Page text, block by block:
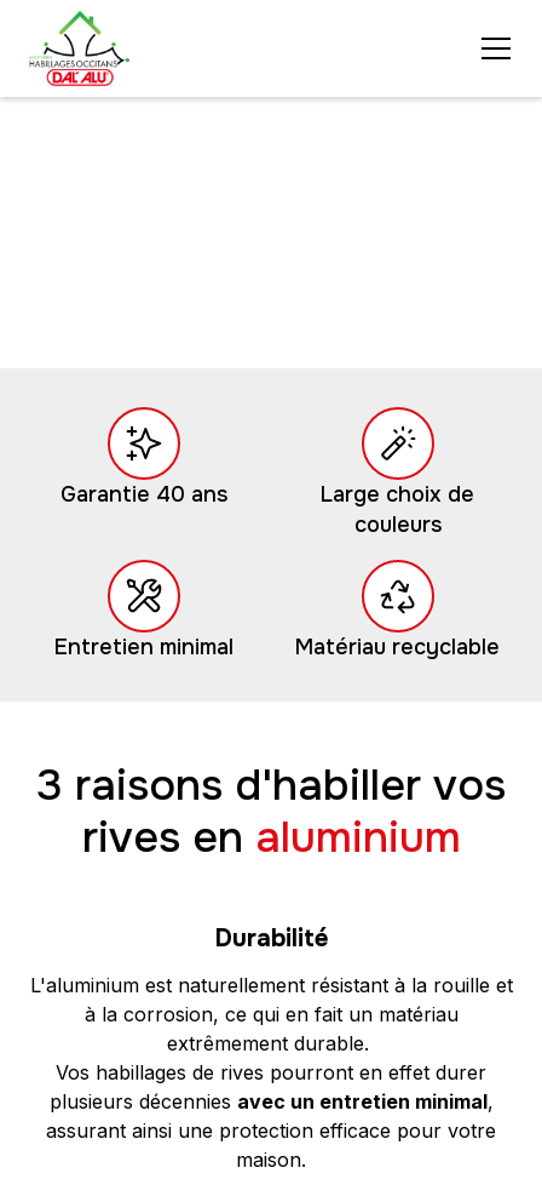
Garantie 40 ans
Large choix de
couleurs
Entretien minimal Matériau recyclable
3 raisons d'habiller vos
rives en aluminium
Durabilité
L'aluminium est naturellement résistant à la rouille et
à la corrosion, ce qui en fait un matériau
extrêmement durable.
Vos habillages de rives pourront en effet durer
plusieurs décennies avec un entretien minimal,
assurant ainsi une protection efficace pour votre
maison.